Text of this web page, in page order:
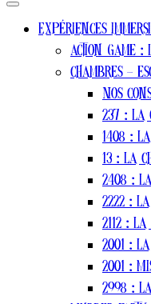
Expériences
Action game
Chambres –
Nos
237 : La
1408 :
13 : La
2408 :
2222 :
2112 :
2001 :
2001 :
2998 :